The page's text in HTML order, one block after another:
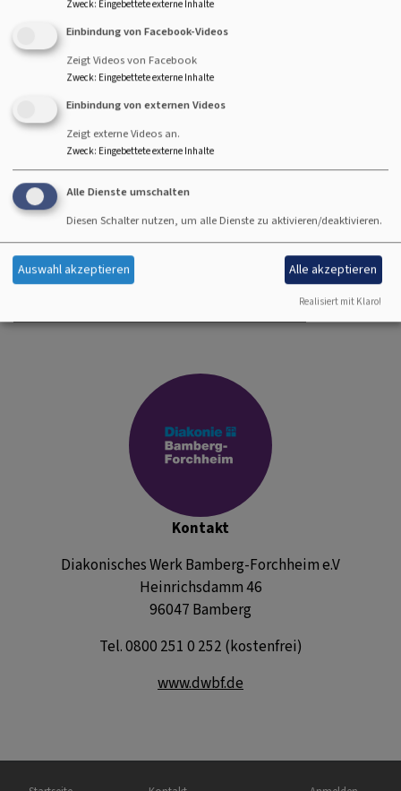
Beratungen; ambulante Pflegedienste und
Unterstützung für pflegende Angehörige; häuslicher
Besuchsdienst; Betreutes Wohnen sowie Senioren- und
Pflegeheime; Integrationsprojekte, Betreuung und
Wohnmöglichkeiten für psychisch Erkrankte;
Vermittlung, Begleitung und Ausbildung von
Ehrenamtlichen; Gästehaus, Jugendherberge Bamberg,
KulturTafel Bamberg, ...
Bamberg, Forchheim und Gräfenberg Ansprechpartner für
die Kirchengemeinden in diakonischen Fragen.
​Kontakt
Diakonisches Werk Bamberg-Forchheim e.V
Heinrichsdamm 46
96047 Bamberg
Tel. 0800 251 0 252 (kostenfrei)
www.dwbf.de
Hauptnavigation Fußbereichsmenü Benutzermenü
Zweck: Eingebettete externe Inhalte
Einbindung von Facebook-Videos
Zeigt Videos von Facebook
Zweck: Eingebettete externe Inhalte
Einbindung von externen Videos
Zeigt externe Videos an.
Zweck: Eingebettete externe Inhalte
Alle Dienste umschalten
Diesen Schalter nutzen, um alle Dienste zu aktivieren/deaktivieren.
Auswahl akzeptieren Alle akzeptieren
Realisiert mit Klaro!